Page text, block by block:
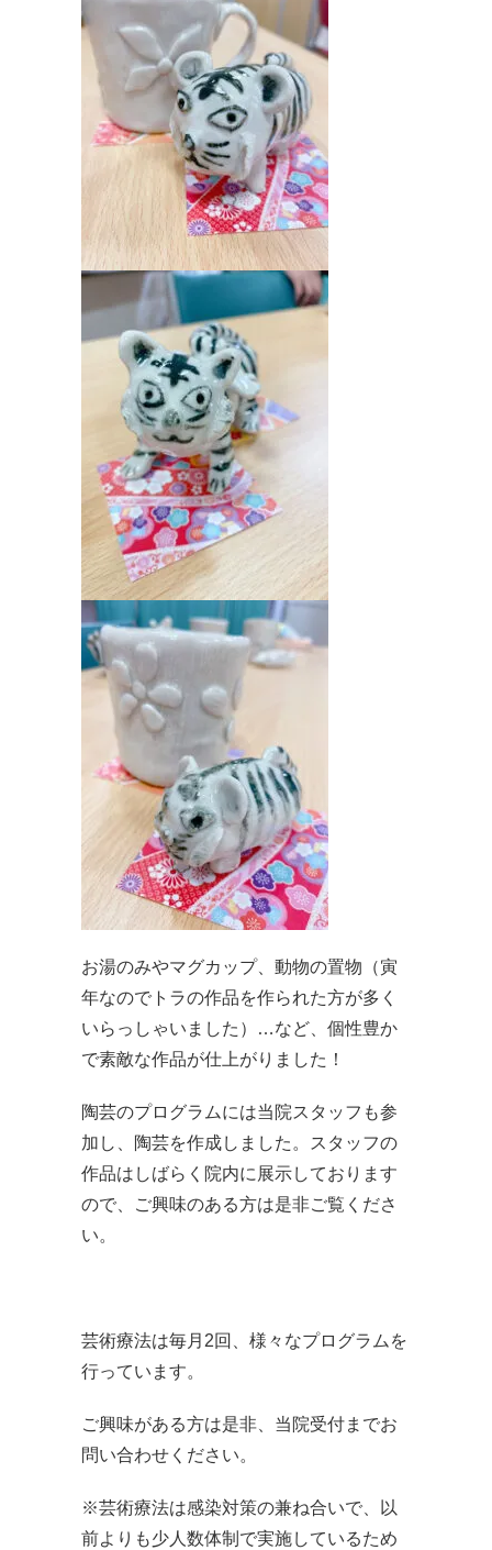
お湯のみやマグカップ、動物の置物（寅
年なのでトラの作品を作られた方が多く
いらっしゃいました）…など、個性豊か
で素敵な作品が仕上がりました！
陶芸のプログラムには当院スタッフも参
加し、陶芸を作成しました。スタッフの
作品はしばらく院内に展示しております
ので、ご興味のある方は是非ご覧くださ
い。
芸術療法は毎月2回、様々なプログラムを
行っています。
ご興味がある方は是非、当院受付までお
問い合わせください。
※芸術療法は感染対策の兼ね合いで、以
前よりも少人数体制で実施しているため